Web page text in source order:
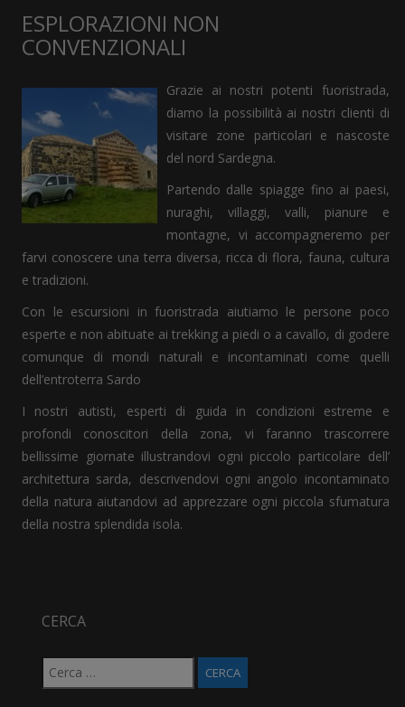
ESPLORAZIONI NON
CONVENZIONALI
Grazie ai nostri potenti fuoristrada,
diamo la possibilità ai nostri clienti di
visitare zone particolari e nascoste
del nord Sardegna.
Partendo dalle spiagge fino ai paesi,
nuraghi, villaggi, valli, pianure e
montagne, vi accompagneremo per
farvi conoscere una terra diversa, ricca di flora, fauna, cultura
e tradizioni.
Con le escursioni in fuoristrada aiutiamo le persone poco
esperte e non abituate ai trekking a piedi o a cavallo, di godere
comunque di mondi naturali e incontaminati come quelli
dell’entroterra Sardo
I nostri autisti, esperti di guida in condizioni estreme e
profondi conoscitori della zona, vi faranno trascorrere
bellissime giornate illustrandovi ogni piccolo particolare dell’
architettura sarda, descrivendovi ogni angolo incontaminato
della natura aiutandovi ad apprezzare ogni piccola sfumatura
della nostra splendida isola.
CERCA
Ricerca
per: